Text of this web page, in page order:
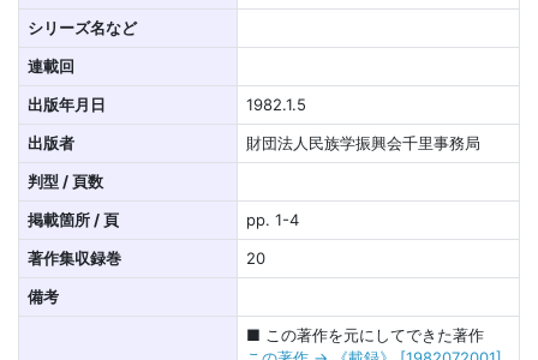
シリーズ名など
連載回
出版年月日
1982.1.5
出版者
財団法人民族学振興会千里事務局
判型 / 頁数
掲載箇所 / 頁
pp. 1-4
著作集収録巻
20
備考
■ この著作を元にしてできた著作